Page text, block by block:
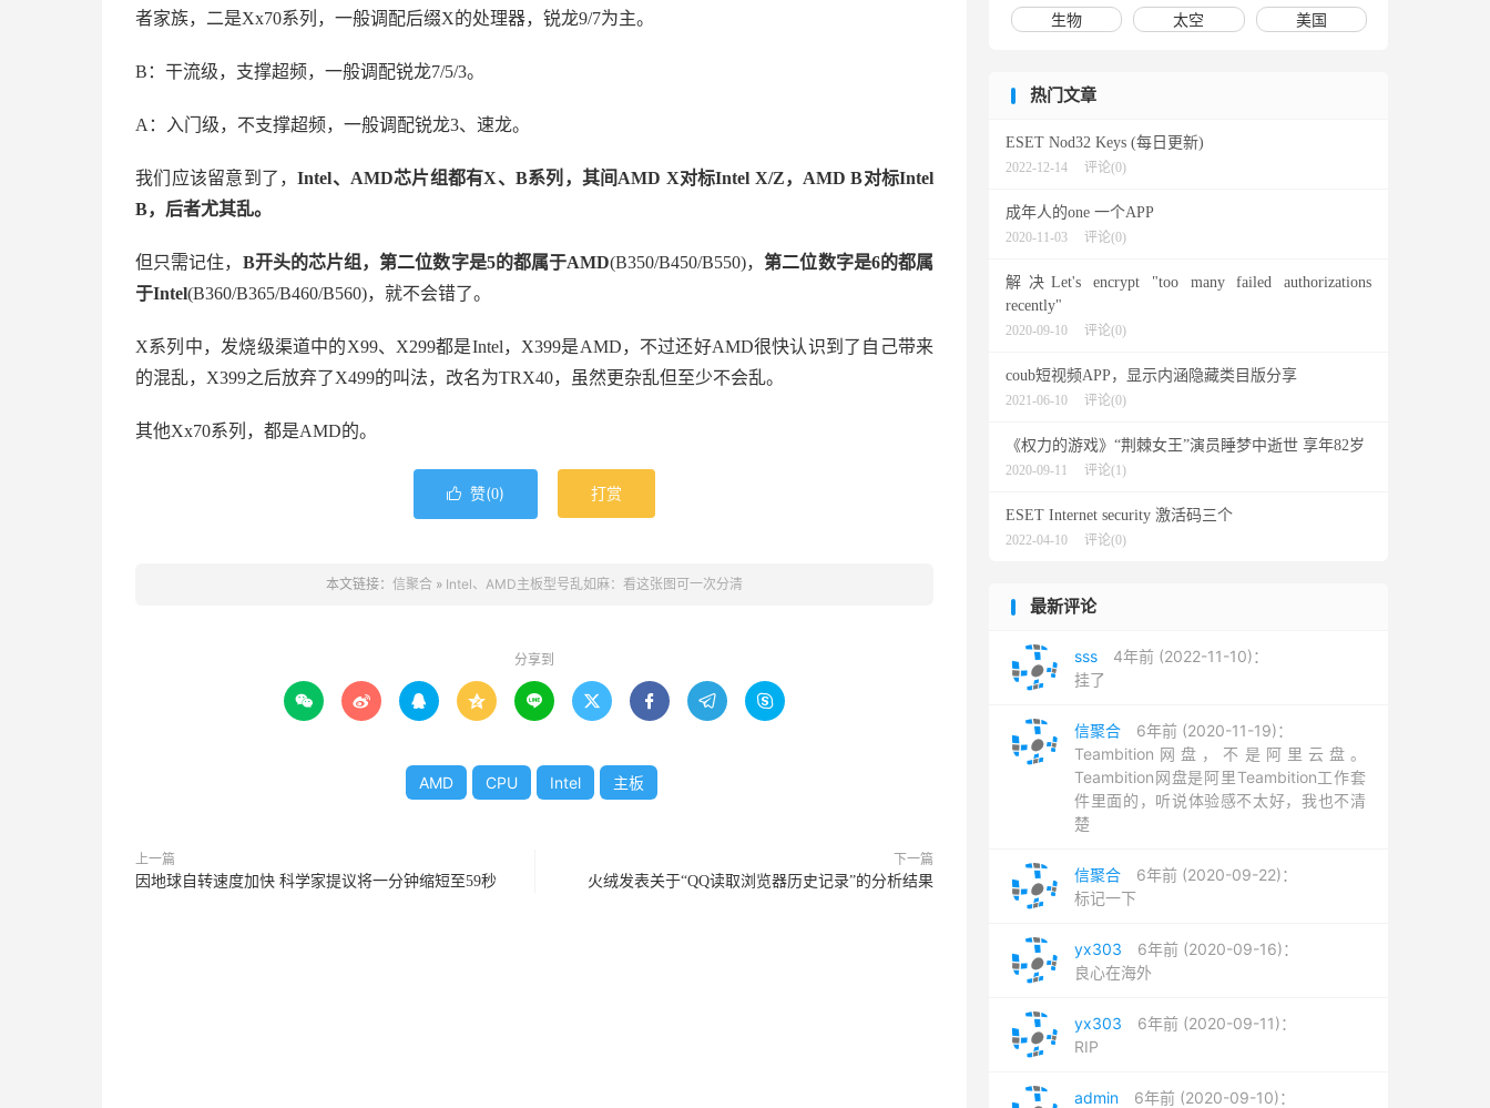
者家族，二是Xx70系列，一般调配后缀X的处理器，锐龙9/7为主。
B：干流级，支撑超频，一般调配锐龙7/5/3。
A：入门级，不支撑超频，一般调配锐龙3、速龙。
我们应该留意到了，Intel、AMD芯片组都有X、B系列，其间AMD X对标Intel X/Z，AMD B对标Intel
B，后者尤其乱。
但只需记住， B开头的芯片组，第二位数字是5的都属于AMD(B350/B450/B550)，第二位数字是6的都属
于Intel(B360/B365/B460/B560)，就不会错了。
X系列中，发烧级渠道中的X99、X299都是Intel，X399是AMD，不过还好AMD很快认识到了自己带来
的混乱，X399之后放弃了X499的叫法，改名为TRX40，虽然更杂乱但至少不会乱。
其他Xx70系列，都是AMD的。
 赞(0) 打赏
本文链接： 信聚合 » Intel、AMD主板型号乱如麻：看这张图可一次分清
分享到
        
AMD CPU Intel 主板
上一篇
因地球自转速度加快 科学家提议将一分钟缩短至59秒
下一篇
火绒发表关于“QQ读取浏览器历史记录”的分析结果
生物 太空 美国
热门文章
ESET Nod32 Keys (每日更新)
2022-12-14 评论(0)
成年人的one 一个APP
2020-11-03 评论(0)
解决Let's encrypt "too many failed authorizations
recently"
2020-09-10 评论(0)
coub短视频APP，显示内涵隐藏类目版分享
2021-06-10 评论(0)
《权力的游戏》“荆棘女王”演员睡梦中逝世 享年82岁
2020-09-11 评论(1)
ESET Internet security 激活码三个
2022-04-10 评论(0)
最新评论
sss
4年前 (2022-11-10)：
挂了
信聚合
6年前 (2020-11-19)：
Teambition网盘，不是阿里云盘。
Teambition网盘是阿里Teambition工作套
件里面的，听说体验感不太好，我也不清
楚
信聚合
6年前 (2020-09-22)：
标记一下
yx303
6年前 (2020-09-16)：
良心在海外
yx303
6年前 (2020-09-11)：
RIP
admin
6年前 (2020-09-10)：